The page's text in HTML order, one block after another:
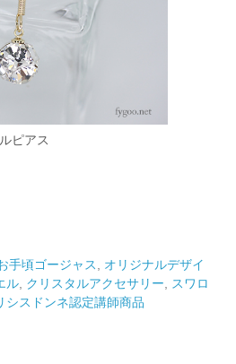
ピアス
手頃ゴージャス
オリジナルデザイ
ル, クリスタルアクセサリー, スワロ
シスドンネ認定講師商品